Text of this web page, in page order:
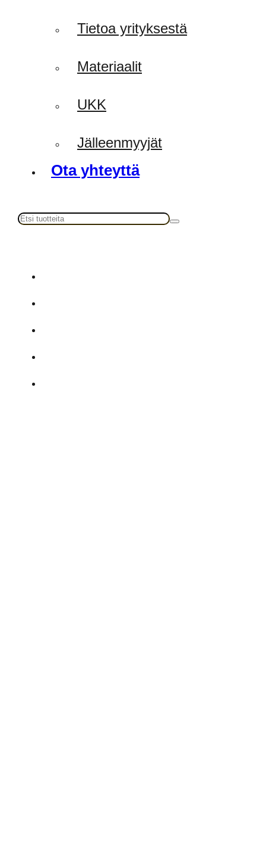
Tietoa yrityksestä
Materiaalit
UKK
Jälleenmyyjät
Ota yhteyttä
Haku